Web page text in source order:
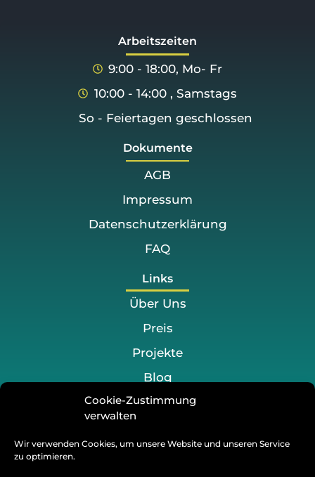
Cookie-Zustimmung
verwalten
Wir verwenden Cookies, um unsere Website und unseren Service
zu optimieren.
Kontakt
+49 176 2558 2100
Links
Über Uns
Preis
Projekte
Blog
Dokumente
AGB
Impressum
Datenschutzerklärung
FAQ
Arbeitszeiten
9:00 - 18:00, Mo- Fr
10:00 - 14:00 , Samstags
So - Feiertagen geschlossen